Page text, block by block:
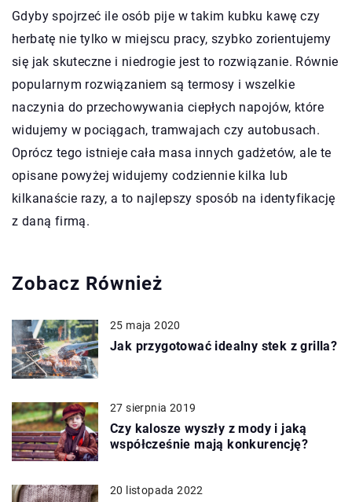
Gdyby spojrzeć ile osób pije w takim kubku kawę czy
herbatę nie tylko w miejscu pracy, szybko zorientujemy
się jak skuteczne i niedrogie jest to rozwiązanie. Równie
popularnym rozwiązaniem są termosy i wszelkie
naczynia do przechowywania ciepłych napojów, które
widujemy w pociągach, tramwajach czy autobusach.
Oprócz tego istnieje cała masa innych gadżetów, ale te
opisane powyżej widujemy codziennie kilka lub
kilkanaście razy, a to najlepszy sposób na identyfikację
z daną firmą.
Zobacz Również
25 maja 2020
Jak przygotować idealny stek z grilla?
27 sierpnia 2019
Czy kalosze wyszły z mody i jaką
współcześnie mają konkurencję?
20 listopada 2022